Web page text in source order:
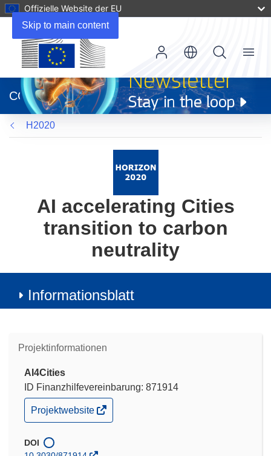
Skip to main content
Offizielle Website der EU
neuem
Fenster)
CORDIS
Menu
H2020
AI accelerating Cities
transition to carbon
neutrality
Informationsblatt
Projektinformationen
AI4Cities
ID Finanzhilfevereinbarung: 871914
(öffnet
in
Fenster)
Projektwebsite
DOI